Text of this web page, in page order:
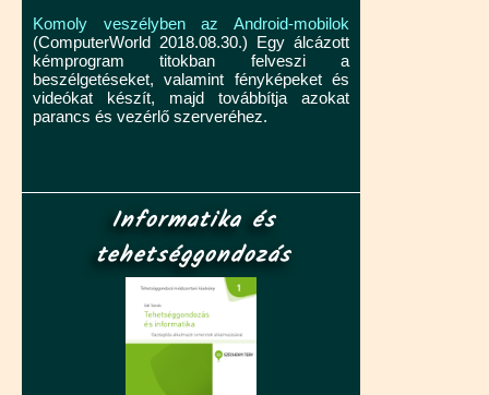
Komoly veszélyben az Android-mobilok
(ComputerWorld 2018.08.30.) Egy álcázott
kémprogram titokban felveszi a
beszélgetéseket, valamint fényképeket és
videókat készít, majd továbbítja azokat
parancs és vezérlő szerveréhez.
Informatika és
tehetséggondozás